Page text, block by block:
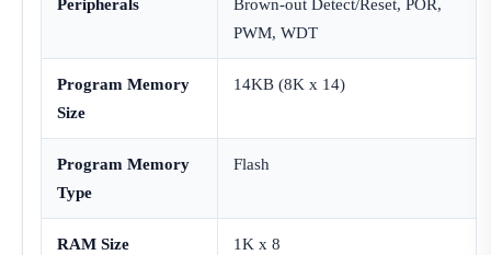
Peripherals
Brown-out Detect/Reset, POR,
PWM, WDT
Program Memory
Size
14KB (8K x 14)
Program Memory
Type
Flash
RAM Size 1K x 8